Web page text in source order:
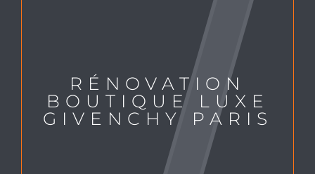
RÉNOVATION
BOUTIQUE LUXE
GIVENCHY PARIS